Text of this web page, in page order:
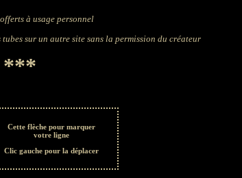
à usage personnel
sur un autre site sans la permission du créateur
***
Cette flèche pour marquer
votre ligne
Clic gauche pour la déplacer